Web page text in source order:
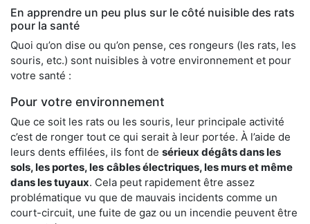
En apprendre un peu plus sur le côté nuisible des rats
pour la santé
Quoi qu’on dise ou qu’on pense, ces rongeurs (les rats, les
souris, etc.) sont nuisibles à votre environnement et pour
votre santé :
Pour votre environnement
Que ce soit les rats ou les souris, leur principale activité
c’est de ronger tout ce qui serait à leur portée. À l’aide de
leurs dents effilées, ils font de sérieux dégâts dans les
sols, les portes, les câbles électriques, les murs et même
dans les tuyaux. Cela peut rapidement être assez
problématique vu que de mauvais incidents comme un
court-circuit, une fuite de gaz ou un incendie peuvent être